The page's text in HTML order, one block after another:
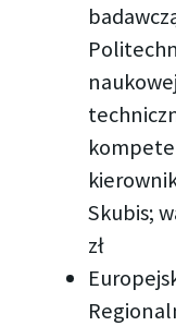
Skubis;
zł